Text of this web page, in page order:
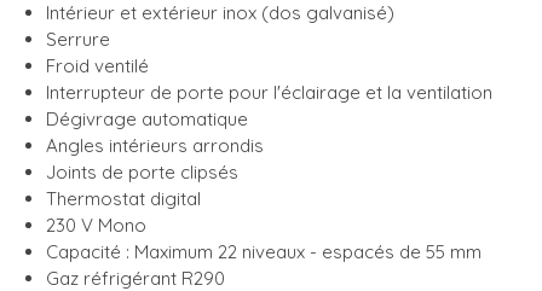
Intérieur et extérieur inox (dos galvanisé)
Serrure
Froid ventilé
Interrupteur de porte pour l'éclairage et la ventilation
Dégivrage automatique
Angles intérieurs arrondis
Joints de porte clipsés
Thermostat digital
230 V Mono
Capacité : Maximum 22 niveaux - espacés de 55 mm
Gaz réfrigérant R290